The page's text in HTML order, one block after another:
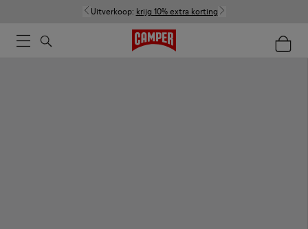
Uitverkoop: krijg 10% extra korting